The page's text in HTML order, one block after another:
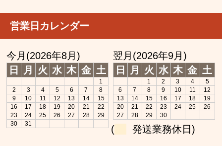
営業日カレンダー
今月(2026年8月)
日
月 火 水 木 金 土
1
2
3 4 5 6 7
8
9
10 11 12 13 14
15
16
17 18 19 20 21
22
23
24 25 26 27 28
29
30
31
翌月(2026年9月)
日
月 火 水 木 金 土
1 2 3 4
5
6
7 8 9 10 11
12
13
14 15 16 17 18
19
20
21 22 23 24 25
26
27
28 29 30
( 発送業務休日)